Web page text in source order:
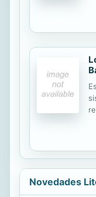
Novedades